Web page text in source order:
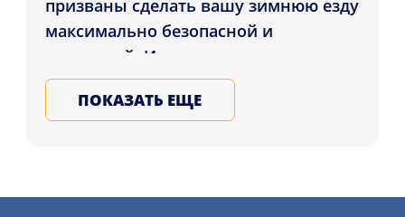
призваны сделать вашу зимнюю езду
максимально безопасной и
уверенной. Идеально подходят для
спортивных машин и мощных
седанов, ВинтерКонтакт TS 860S
ПОКАЗАТЬ ЕЩЕ